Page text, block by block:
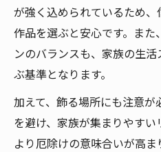
が強く込められているため
作品を選ぶと安心です。ま
ンのバランスも、家族の生
ぶ基準となります。
加えて、飾る場所にも注意
を避け、家族が集まりやすい
より厄除けの意味合いが高ま